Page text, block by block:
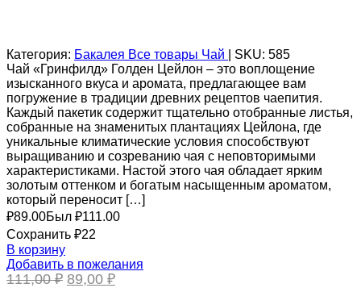
Категория: Бакалея Все товары Чай SKU: 585
Чай «Гринфилд» Голден Цейлон – это воплощение
изысканного вкуса и аромата, предлагающее вам
погружение в традиции древних рецептов чаепития.
Каждый пакетик содержит тщательно отобранные листья,
собранные на знаменитых плантациях Цейлона, где
уникальные климатические условия способствуют
выращиванию и созреванию чая с неповторимыми
характеристиками. Настой этого чая обладает ярким
золотым оттенком и богатым насыщенным ароматом,
который переносит […]
₽89.00Был ₽111.00
Сохранить ₽22
В корзину
Добавить в пожелания
111,00₽ Первоначальная
89,00 ₽Текущая